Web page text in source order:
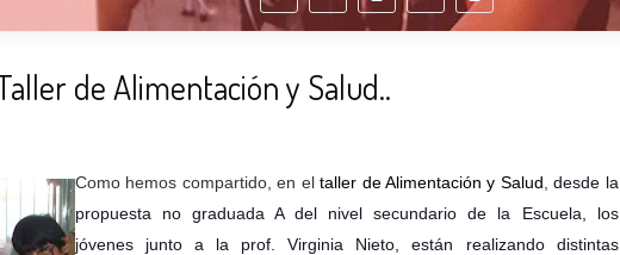
de Alimentación y Salud..
Como hemos compartido, en eltaller de Alimentación y Salud ,desde la
propuesta no graduada A del nivel secundario de la Escuela , los
jóvenes junto a la prof. Virginia Nieto, están realizando distintas